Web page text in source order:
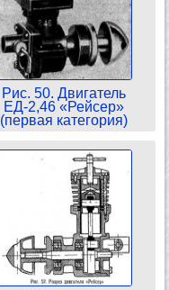
Рис. 50. Двигатель
ЕД-2,46 «Рейсер»
(первая категория)